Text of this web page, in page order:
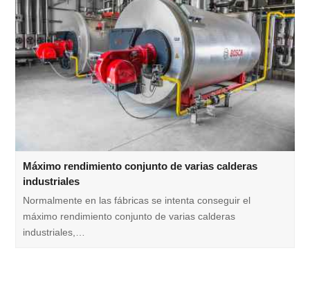
Máximo rendimiento conjunto de varias calderas
industriales
Normalmente en las fábricas se intenta conseguir el
máximo rendimiento conjunto de varias calderas
industriales,…